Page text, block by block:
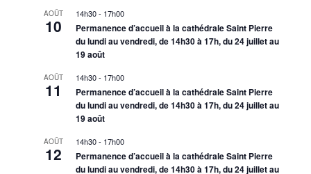
AOÛT
10
14h30- 17h00
Permanence d’accueil à la cathédrale Saint Pierre
du lundi au vendredi, de 14h30 à 17h, du 24 juillet au
19 août
AOÛT
11
14h30- 17h00
Permanence d’accueil à la cathédrale Saint Pierre
du lundi au vendredi, de 14h30 à 17h, du 24 juillet au
19 août
AOÛT
12
14h30- 17h00
Permanence d’accueil à la cathédrale Saint Pierre
du lundi au vendredi, de 14h30 à 17h, du 24 juillet au